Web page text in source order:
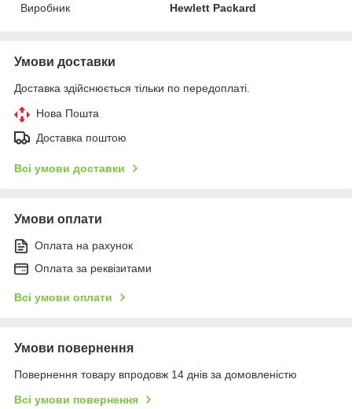
Виробник
Hewlett Packard
Умови доставки
Доставка здійснюється тільки по передоплаті.
Нова Пошта
Доставка поштою
Всі умови доставки
Умови оплати
Оплата на рахунок
Оплата за реквізитами
Всі умови оплати
Умови повернення
Повернення товару впродовж 14 днів за домовленістю
Всі умови повернення